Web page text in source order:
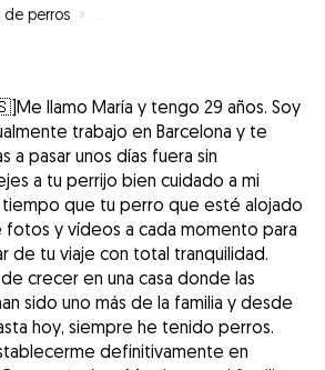
perros »
María y tengo 29 años. Soy
trabajo en Barcelona y te
a pasar unos días fuera sin
a tu perrijo bien cuidado a mi
que tu perro que esté alojado
y vídeos a cada momento para
de tu viaje con total tranquilidad.
crecer en una casa donde las
sido uno más de la familia y desde
hoy, siempre he tenido perros.
definitivamente en